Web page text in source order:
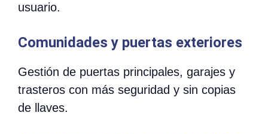
usuario.
Comunidades y puertas exteriores
Gestión de puertas principales, garajes y
trasteros con más seguridad y sin copias
de llaves.